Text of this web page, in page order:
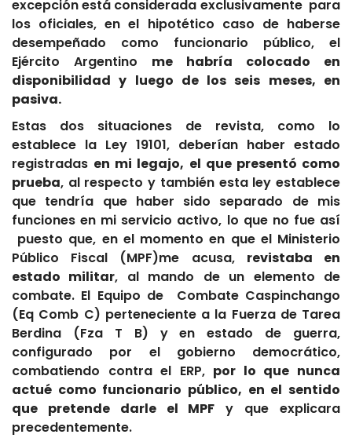
excepción está considerada exclusivamente para
los oficiales, en el hipotético caso de haberse
desempeñado como funcionario público, el
Ejército Argentino me habría colocado en
disponibilidad y luego de los seis meses, en
pasiva.
Estas dos situaciones de revista, como lo
establece la Ley 19101, deberían haber estado
registradas en mi legajo, el que presentó como
prueba, al respecto y también esta ley establece
que tendría que haber sido separado de mis
funciones en mi servicio activo, lo que no fue así
puesto que, en el momento en que el Ministerio
Público Fiscal (MPF)me acusa, revistaba en
estado militar, al mando de un elemento de
combate. El Equipo de Combate Caspinchango
(Eq Comb C) perteneciente a la Fuerza de Tarea
Berdina (Fza T B) y en estado de guerra,
configurado por el gobierno democrático,
combatiendo contra el ERP, por lo que nunca
actué como funcionario público, en el sentido
que pretende darle el MPF y que explicara
precedentemente.